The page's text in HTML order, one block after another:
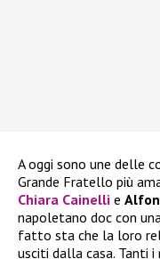
A oggi sono une delle
Grande Fratello più
Chiara Cainelli e
napoletano doc con
fatto sta che la loro
usciti dalla casa. Tanti